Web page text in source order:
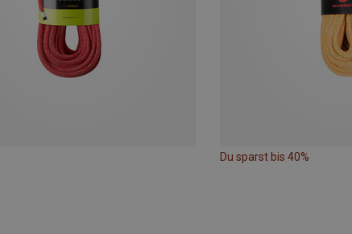
Du sparst bis 40%